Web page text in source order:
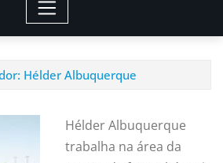
Hélder Albuquerque
Hélder Albuquerque
trabalha na área da